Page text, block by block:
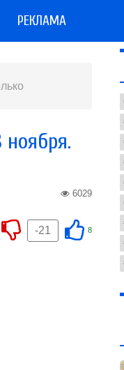
РЕКЛАМА
6029
8
-21